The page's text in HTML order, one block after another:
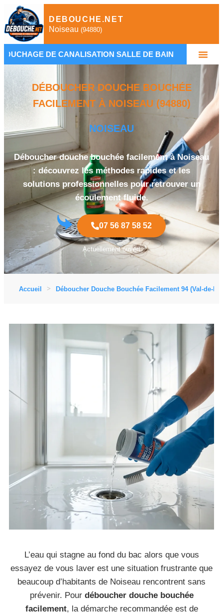
DEBOUCHE.NET
Noiseau (94880)
CANALISATION SALLE DE BAIN • PLOMBIER
DÉBOUCHER DOUCHE BOUCHÉE
FACILEMENT À NOISEAU (94880)
NOISEAU
Déboucher douche bouchée facilement à Noiseau
: découvrez les méthodes rapides et les
solutions professionnelles pour retrouver un
écoulement fluide.
07 56 87 58 52
Actuellement ouvert
Accueil Déboucher Douche Bouchée Facilement 94 (Val-de-
L’eau qui stagne au fond du bac alors que vous
essayez de vous laver est une situation frustrante que
beaucoup d’habitants de Noiseau rencontrent sans
prévenir. Pour déboucher douche bouchée
facilement, la démarche recommandée est de